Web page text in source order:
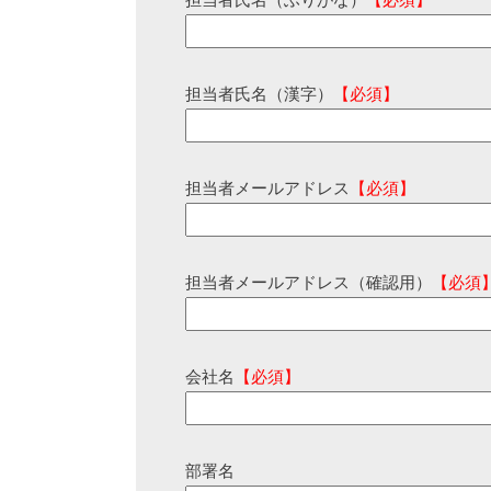
担当者氏名（漢字） 【必須】
担当者メールアドレス 【必須】
担当者メールアドレス（確認用） 【必須
会社名 【必須】
部署名